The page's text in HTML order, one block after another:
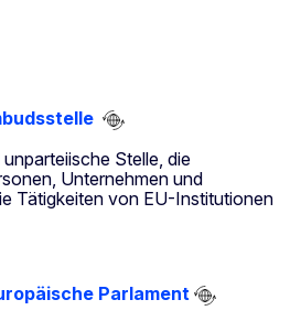
Stelle, die
Unternehmen und
Tätigkeiten von EU-Institutionen
Parlament